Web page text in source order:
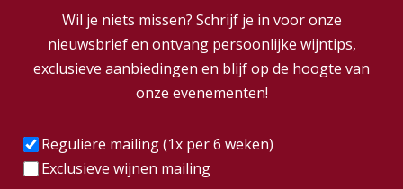
Wil je niets missen? Schrijf je in voor onze
nieuwsbrief en ontvang persoonlijke wijntips,
exclusieve aanbiedingen en blijf op de hoogte van
onze evenementen!
Frequentie(Vereist)
Reguliere mailing (1x per 6 weken)
Exclusieve wijnen mailing